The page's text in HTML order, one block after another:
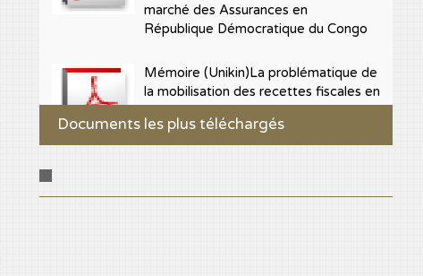
marché des Assurances en
République Démocratique du Congo
Mémoire (Unikin)La problématique de
la mobilisation des recettes fiscales en
Analyse critique et perspectives
d’avenir », Cas de la Direction
Documents les plus téléchargés